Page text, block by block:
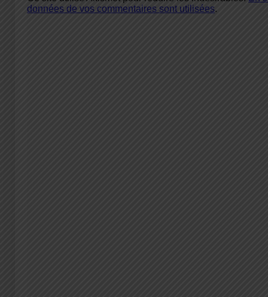
données de vos commentaires sont utilisées.